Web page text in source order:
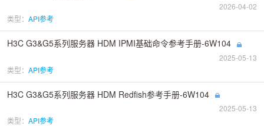
2026-04-02
类型： API参考
H3C G3&G5系列服务器 HDM IPMI基础命令参考手册-6W104
2025-05-13
类型： API参考
H3C G3&G5系列服务器 HDM Redfish参考手册-6W104
2025-05-13
类型： API参考